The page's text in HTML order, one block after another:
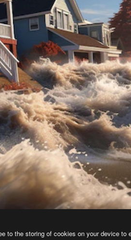
なた独自の画像を作成できます。
to the storing of cookies on your device to